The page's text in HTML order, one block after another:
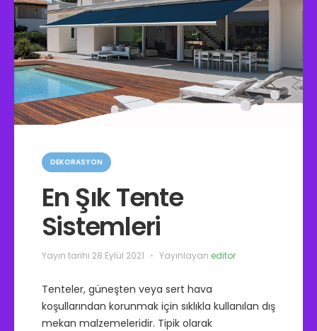
a
e
o
e
DEKORASYON
En Şık Tente
Sistemleri
Yayın tarihi 28 Eylül 2021 Yayınlayan editor
Tenteler, güneşten veya sert hava
koşullarından korunmak için sıklıkla kullanılan dış
mekan malzemeleridir. Tipik olarak